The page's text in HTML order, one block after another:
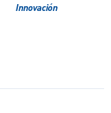
Innovación